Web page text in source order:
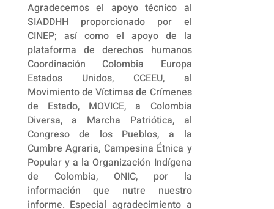
Agradecemos el apoyo técnico al
SIADDHH proporcionado por el
CINEP; así como el apoyo de la
plataforma de derechos humanos
Coordinación Colombia Europa
Estados Unidos, CCEEU, al
Movimiento de Víctimas de Crímenes
de Estado, MOVICE, a Colombia
Diversa, a Marcha Patriótica, al
Congreso de los Pueblos, a la
Cumbre Agraria, Campesina Étnica y
Popular y a la Organización Indígena
de Colombia, ONIC, por la
información que nutre nuestro
informe. Especial agradecimiento a